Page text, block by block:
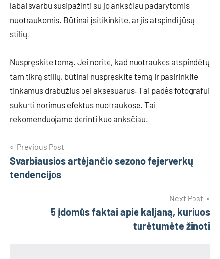
labai svarbu susipažinti su jo anksčiau padarytomis
nuotraukomis. Būtinai įsitikinkite, ar jis atspindi jūsų
stilių.
Nuspręskite temą. Jei norite, kad nuotraukos atspindėtų
tam tikrą stilių, būtinai nuspręskite temą ir pasirinkite
tinkamus drabužius bei aksesuarus. Tai padės fotografui
sukurti norimus efektus nuotraukose. Tai
rekomenduojame derinti kuo anksčiau.
Navigacija
tarp
Previous Post
Svarbiausios artėjančio sezono fejerverkų
tendencijos
Next Post
5 įdomūs faktai apie kaljaną, kuriuos
turėtumėte žinoti